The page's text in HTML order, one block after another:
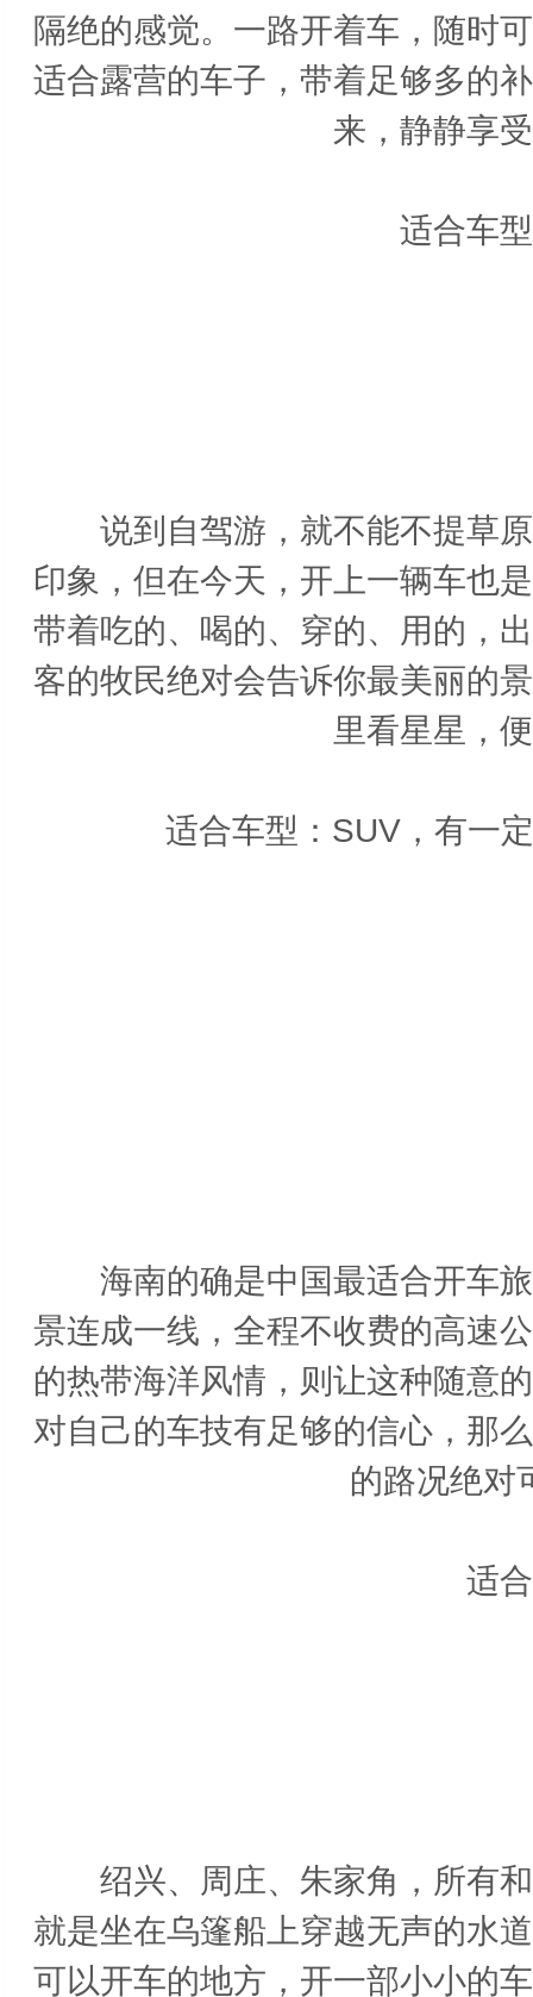
隔绝的感觉。一路开着车，随时
适合露营的车子，带着足够多的
来，静静享
适合车型
说到自驾游，就不能不提草原
印象，但在今天，开上一辆车也
带着吃的、喝的、穿的、用的，
客的牧民绝对会告诉你最美丽的
里看星星，
适合车型：SUV，有一定
海南的确是中国最适合开车旅
景连成一线，全程不收费的高速
的热带海洋风情，则让这种随意
对自己的车技有足够的信心，那
的路况绝对
适合
绍兴、周庄、朱家角，所有和
就是坐在乌篷船上穿越无声的水
可以开车的地方，开一部小小的